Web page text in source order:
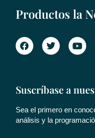
Productos la
Suscríbase a
Sea el primero en
análisis y la